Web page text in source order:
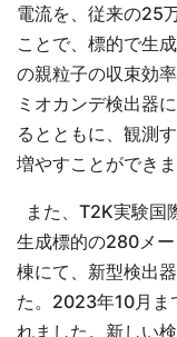
電流を、従来の25
ことで、標的で生
の親粒子の収束効
ミオカンデ検出器
るとともに、観測
増やすことができま
また、T2K実験国
生成標的の280メ
棟にて、新型検出
た。2023年10月ま
れました。新しい